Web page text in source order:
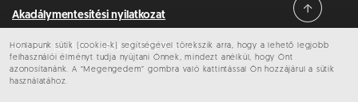
Honlapunk sütik (cookie-k) segítségével törekszik arra, hogy a lehető legjobb
felhasználói élményt tudja nyújtani Önnek, mindezt anélkül, hogy Önt
azonosítanánk. A “Megengedem” gombra való kattintással Ön hozzájárul a sütik
használatához.
Akadálymentesítési nyilatkozat
Minden jog fenntartva © 2026 Pomáz